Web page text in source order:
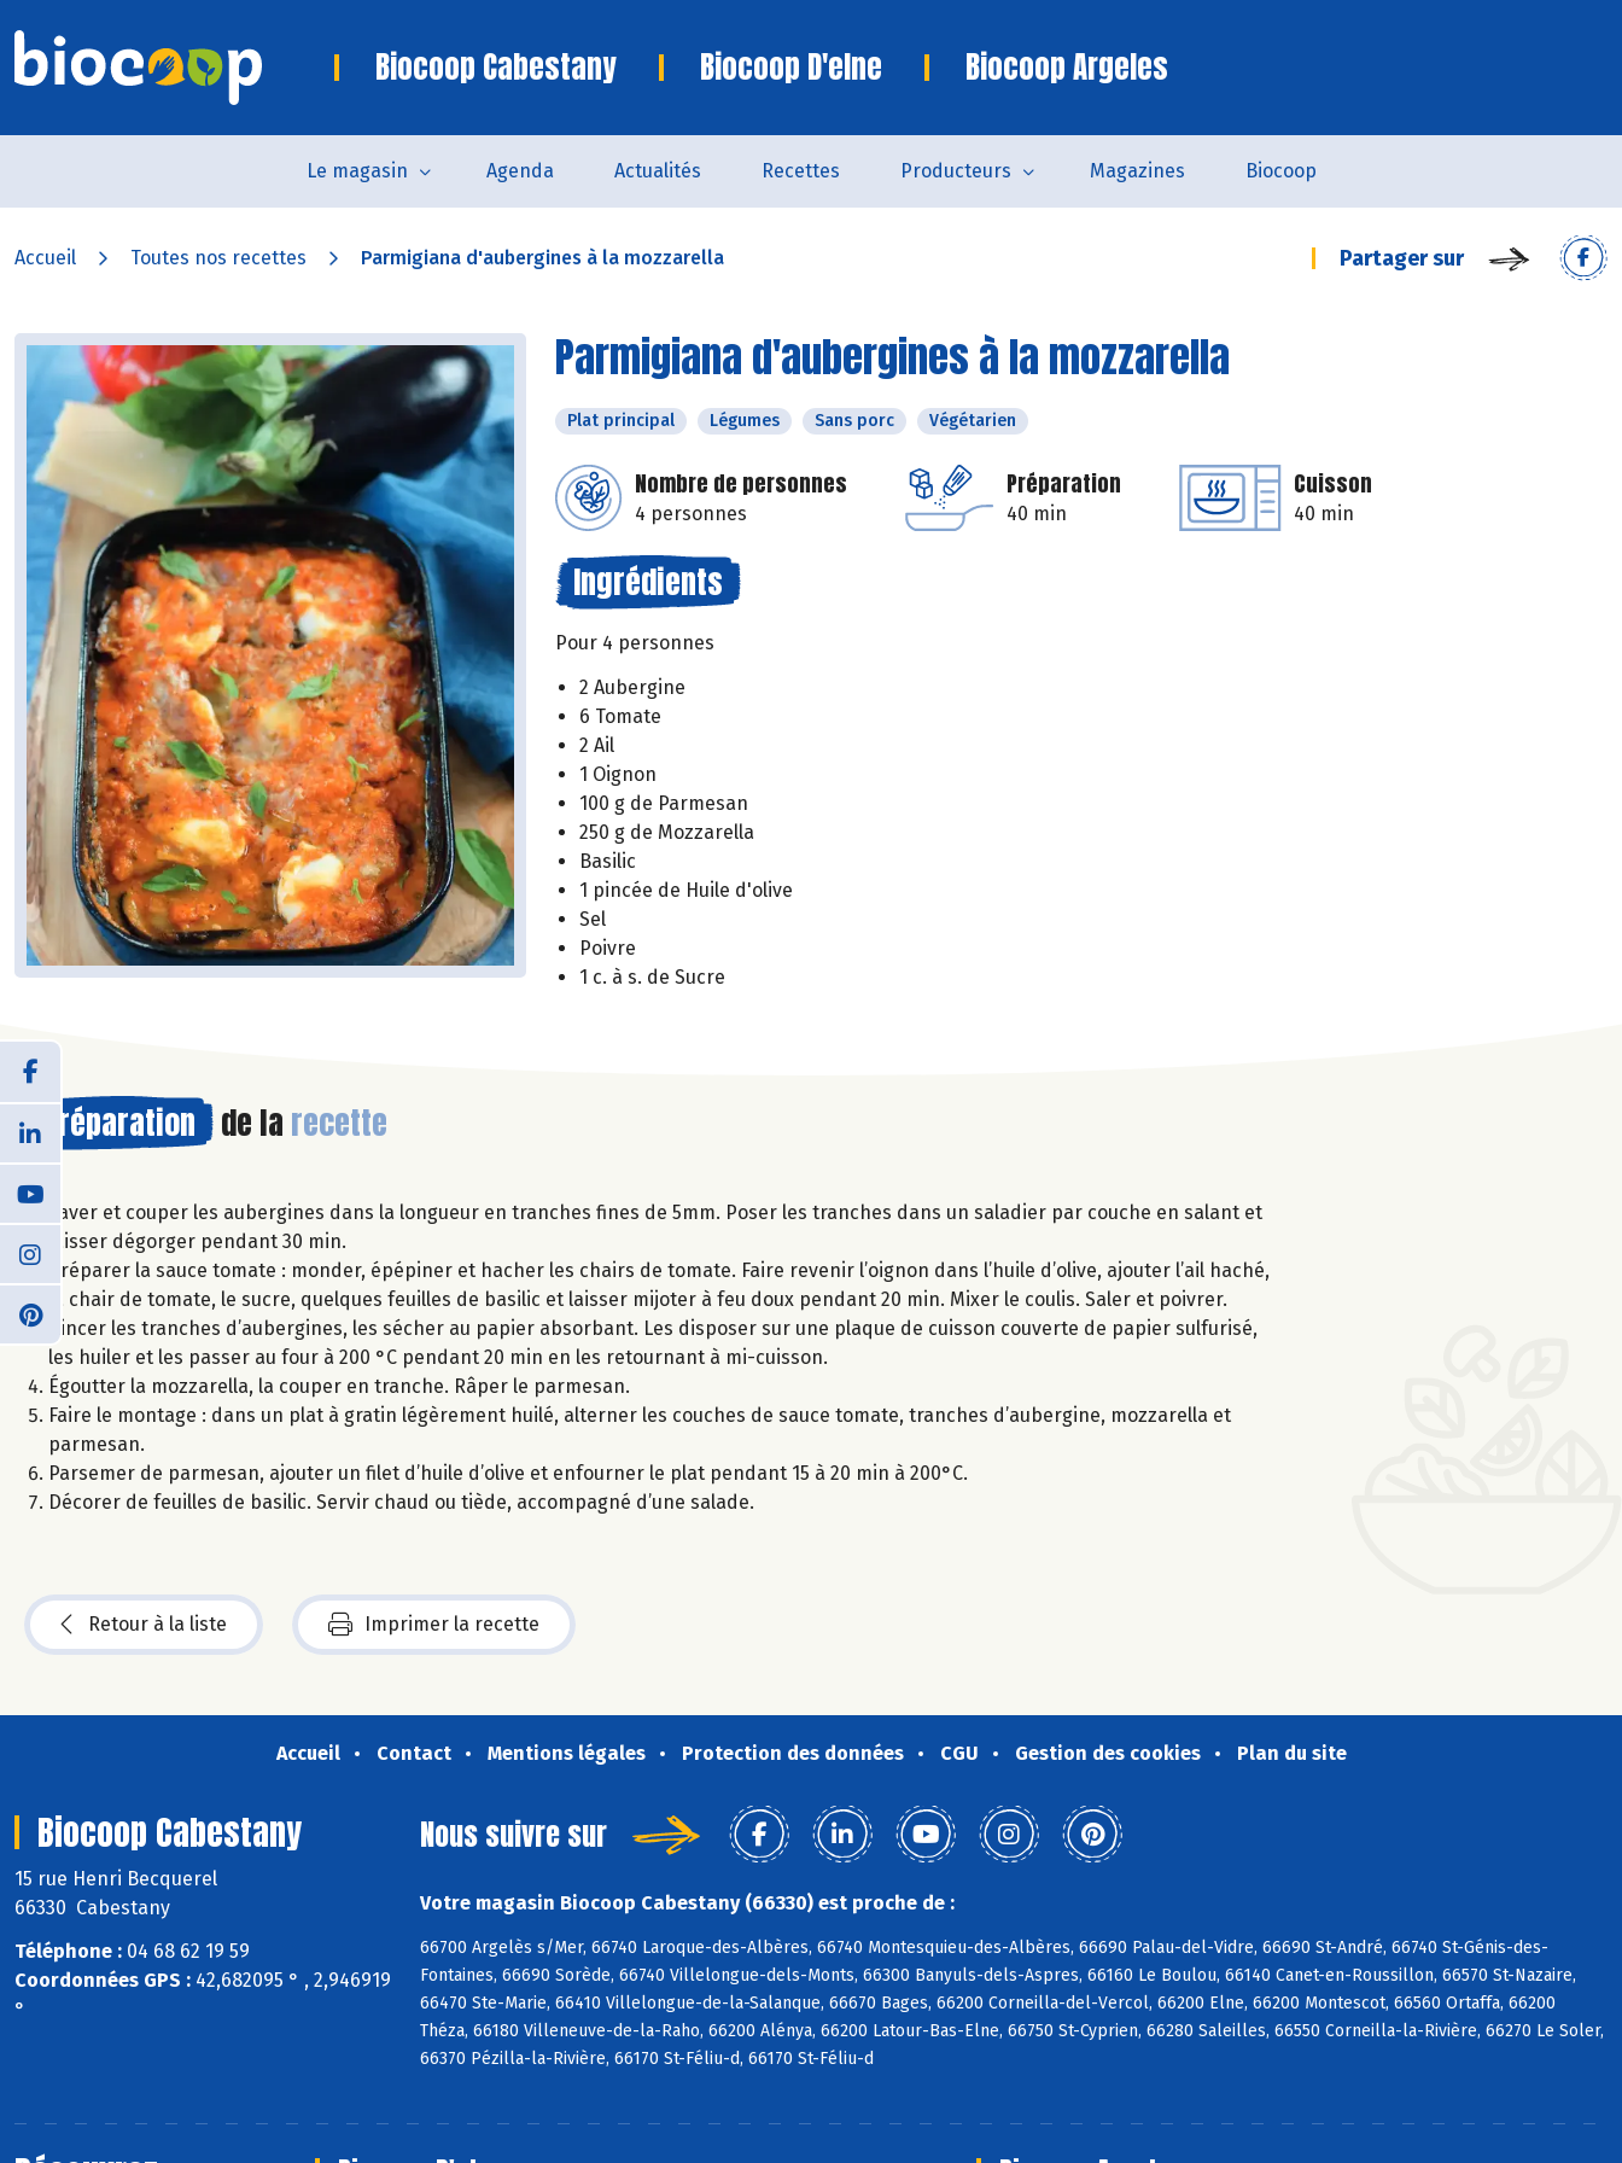
Biocoop Cabestany Biocoop D'elne Biocoop Argeles
Le magasin Agenda Actualités Recettes Producteurs Magazines Biocoop
Accueil Toutes nos recettes Parmigiana d'aubergines à la mozzarella Partager sur
Parmigiana d'aubergines à la mozzarella
Plat principal Légumes Sans porc Végétarien
Nombre de personnes
4 personnes
Préparation
40 min
Cuisson
40 min
Ingrédients
Pour 4 personnes
2 Aubergine
6 Tomate
2 Ail
1 Oignon
100 g de Parmesan
250 g de Mozzarella
Basilic
1 pincée de Huile d'olive
Sel
Poivre
1 c. à s. de Sucre
Préparation de la recette
Laver et couper les aubergines dans la longueur en tranches fines de 5mm. Poser les tranches dans un saladier par couche en salant et
laisser dégorger pendant 30 min.
Préparer la sauce tomate : monder, épépiner et hacher les chairs de tomate. Faire revenir l’oignon dans l’huile d’olive, ajouter l’ail haché,
la chair de tomate, le sucre, quelques feuilles de basilic et laisser mijoter à feu doux pendant 20 min. Mixer le coulis. Saler et poivrer.
Rincer les tranches d’aubergines, les sécher au papier absorbant. Les disposer sur une plaque de cuisson couverte de papier sulfurisé,
les huiler et les passer au four à 200 °C pendant 20 min en les retournant à mi-cuisson.
Égoutter la mozzarella, la couper en tranche. Râper le parmesan.
Faire le montage : dans un plat à gratin légèrement huilé, alterner les couches de sauce tomate, tranches d’aubergine, mozzarella et
parmesan.
Parsemer de parmesan, ajouter un filet d’huile d’olive et enfourner le plat pendant 15 à 20 min à 200°C.
Décorer de feuilles de basilic. Servir chaud ou tiède, accompagné d’une salade.
Retour à la liste Imprimer la recette
Accueil Contact Mentions légales Protection des données CGU Gestion des cookies Plan du site
Biocoop Cabestany
15 rue Henri Becquerel
66330 Cabestany
Téléphone : 04 68 62 19 59
Coordonnées GPS : 42,682095 ° , 2,946919
°
Nous suivre sur
Votre magasin Biocoop Cabestany (66330) est proche de :
66700 Argelès s/Mer, 66740 Laroque-des-Albères, 66740 Montesquieu-des-Albères, 66690 Palau-del-Vidre, 66690 St-André, 66740 St-Génis-des-
Fontaines, 66690 Sorède, 66740 Villelongue-dels-Monts, 66300 Banyuls-dels-Aspres, 66160 Le Boulou, 66140 Canet-en-Roussillon, 66570 St-Nazaire,
66470 Ste-Marie, 66410 Villelongue-de-la-Salanque, 66670 Bages, 66200 Corneilla-del-Vercol, 66200 Elne, 66200 Montescot, 66560 Ortaffa, 66200
Théza, 66180 Villeneuve-de-la-Raho, 66200 Alénya, 66200 Latour-Bas-Elne, 66750 St-Cyprien, 66280 Saleilles, 66550 Corneilla-la-Rivière, 66270 Le Soler,
66370 Pézilla-la-Rivière, 66170 St-Féliu-d, 66170 St-Féliu-d